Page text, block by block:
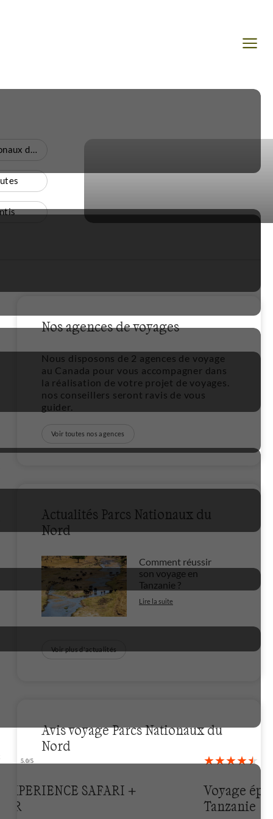
Voyage Parcs Nationaux du Nord
Nos agences de voyages
Nous disposons de 2 agences de voyage
au Canada pour vous accompagner dans
la réalisation de votre projet de voyages.
nos conseillers seront ravis de vous
guider.
Voir toutes nos agences
Actualités Parcs Nationaux du
Nord
Comment réussir
son voyage en
Tanzanie ?
Lire la suite
Voir plus d'actualités
Avis voyage Parcs Nationaux du
Nord
Voyage époustouflant en